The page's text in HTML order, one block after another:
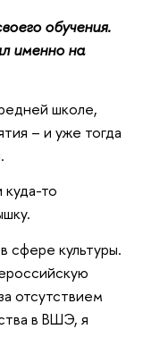
обучения.
именно на
школе,
– и уже тогда
то
сфере культуры.
отсутствием
в ВШЭ, я